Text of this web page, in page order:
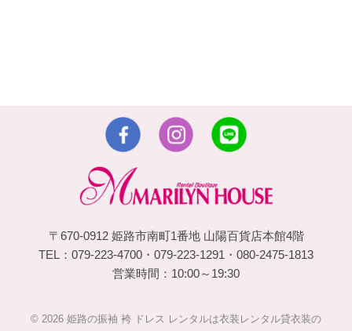
〒670-0912 姫路市南町1番地 山陽百貨店本館4階
TEL：079-223-4700・079-223-1291・080-2475-1813
営業時間：10:00～19:30
© 2026 姫路の振袖 袴 ドレス レンタルは衣装レンタル貸衣装の